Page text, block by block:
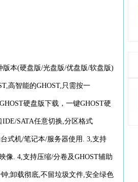
版本(硬盘版/光盘版/优盘版/软盘版)
高智能的GHOST,只需按一
硬盘版下载，一键GHOST硬
IDE/SATA任意切换,分区格式
式机/笔记本/服务器使用. 3,支持
像. 4,支持压缩/分卷及GHOST辅助
;卸载彻底,不留垃圾文件,安全绿色